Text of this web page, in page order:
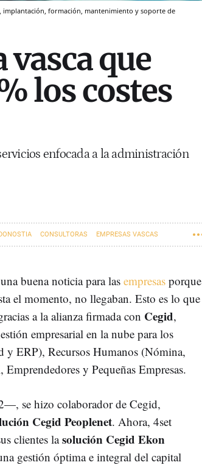
implantación, formación, mantenimiento y soporte de
que
los costes
enfocada a la administración
CONSULTORAS EMPRESAS VASCAS
buena noticia para las empresas porque
el momento, no llegaban. Esto es lo que
a la alianza firmada con Cegid,
empresarial en la nube para los
y ERP), Recursos Humanos (Nómina,
y Pequeñas Empresas.
se hizo colaborador de Cegid,
Cegid Peoplenet. Ahora, 4set
clientes lasolución Cegid Ekon
gestión óptima e integral del capital